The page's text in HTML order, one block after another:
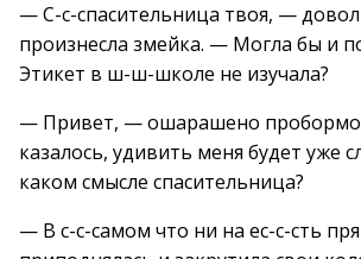
— С-с-спасительница твоя, —
произнесла змейка. — Могла бы и
Этикет в ш-ш-школе не изучала?
— Привет, — ошарашено
казалось, удивить меня будет уже
каком смысле спасительница?
— В с-с-самом что ни на ес-с-сть